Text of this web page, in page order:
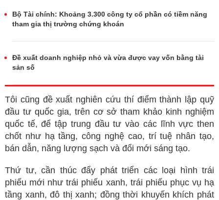
Bộ Tài chính: Khoảng 3.300 công ty cổ phần có tiềm năng
tham gia thị trường chứng khoán
Đề xuất doanh nghiệp nhỏ và vừa được vay vốn bằng tài
sản số
Tôi cũng đề xuất nghiên cứu thí điểm thành lập quỹ
đầu tư quốc gia, trên cơ sở tham khảo kinh nghiệm
quốc tế, để tập trung đầu tư vào các lĩnh vực then
chốt như hạ tầng, công nghệ cao, trí tuệ nhân tạo,
bán dẫn, năng lượng sạch và đổi mới sáng tạo.
Thứ tư, cần thúc đẩy phát triển các loại hình trái
phiếu mới như trái phiếu xanh, trái phiếu phục vụ hạ
tầng xanh, đô thị xanh; đồng thời khuyến khích phát